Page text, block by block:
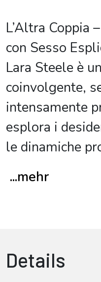
L’Altra Coppia
con Sesso
Lara Steele è
coinvolgente,
intensamente
esplora i
le dinamiche
...mehr
Details